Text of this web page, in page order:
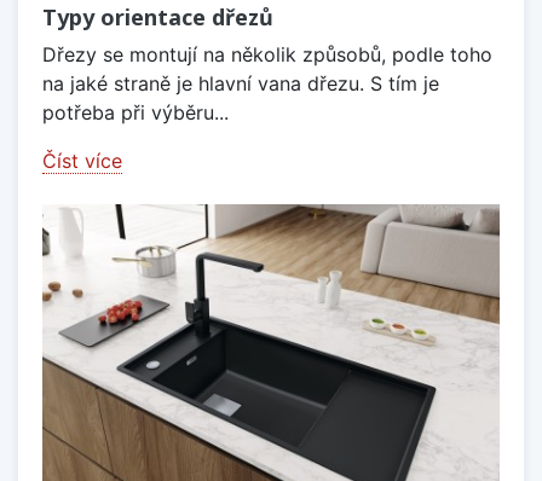
Typy orientace dřezů
Dřezy se montují na několik způsobů, podle toho
na jaké straně je hlavní vana dřezu. S tím je
potřeba při výběru...
Číst více